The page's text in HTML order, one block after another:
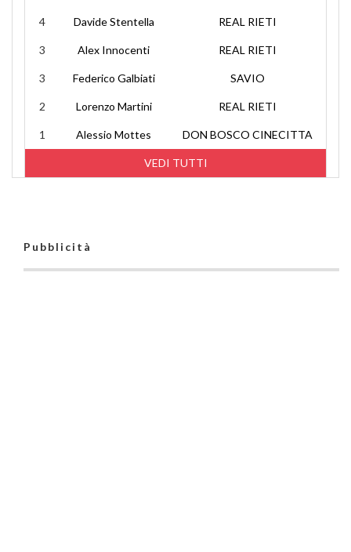
VEDI TUTTI
4 Davide Stentella REAL RIETI
3 Alex Innocenti REAL RIETI
3 Federico Galbiati SAVIO
2 Lorenzo Martini REAL RIETI
1 Alessio Mottes DON BOSCO CINECITTA
Pubblicità